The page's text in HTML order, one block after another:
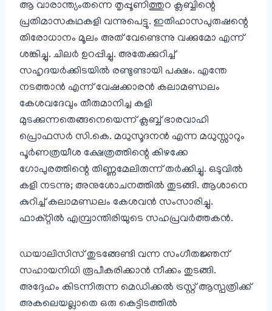
ആ വാരാന്ത്യംതന്നെ തൃപ്പൂണിത്തുറ ക്ലബ്ബിന്റെ
പ്രതിമാസകഥകളി വന്നുപെട്ടു. ഇതിഹാസപുരുഷന്റെ
തിരോധാനം മൂലം അത് വേണ്ടെന്നു വക്കുമോ എന്ന്
ശങ്കിച്ചു. ചിലർ ഉറപ്പിച്ചു. അതേക്കുറിച്ച്
സഹൃദയർക്കിടയിൽ രണ്ടുണ്ടായി പക്ഷം. എന്തേ
നടത്താൻ എന്ന് വേഷക്കാരൻ കലാമണ്ഡലം
കേശവദേവും തീരുമാനിച്ച കളി
മുടക്കുന്നതെങ്ങനെയെന്ന് ക്ലബ്ബ് ഭാരവാഹി
പ്രൊഫസർ സി.കെ. മധുസൂദനൻ എന്ന മധുസ്സാറും
പൂർണത്രയീശ ക്ഷേത്രത്തിന്റെ കിഴക്കേ
ഗോപുരത്തിന്റെ തിണ്ണമേലിരുന്ന് തർക്കിച്ചു. ഒടുവിൽ
കളി നടന്നു; അനുശോചനത്തിൽ തുടങ്ങി. ആശാനെ
കുറിച്ച് കലാമണ്ഡലം കേശവൻ സംസാരിച്ചു.
ഫാക്റ്റിൽ എമ്പ്രാന്തിരിയുടെ സഹപ്രവർത്തകൻ.
ഡയാലിസിസ് തുടങ്ങേണ്ടി വന്ന സംഗീതജ്ഞന്
സഹായനിധി രൂപീകരിക്കാൻ നീക്കം തുടങ്ങി.
അദ്ദേഹം കിടന്നിരുന്ന മെഡിക്കൽ ട്രസ്റ്റ് ആസ്പത്രിക്ക്
അകലെയല്ലാതെ ഒരു കെട്ടിടത്തിൽ